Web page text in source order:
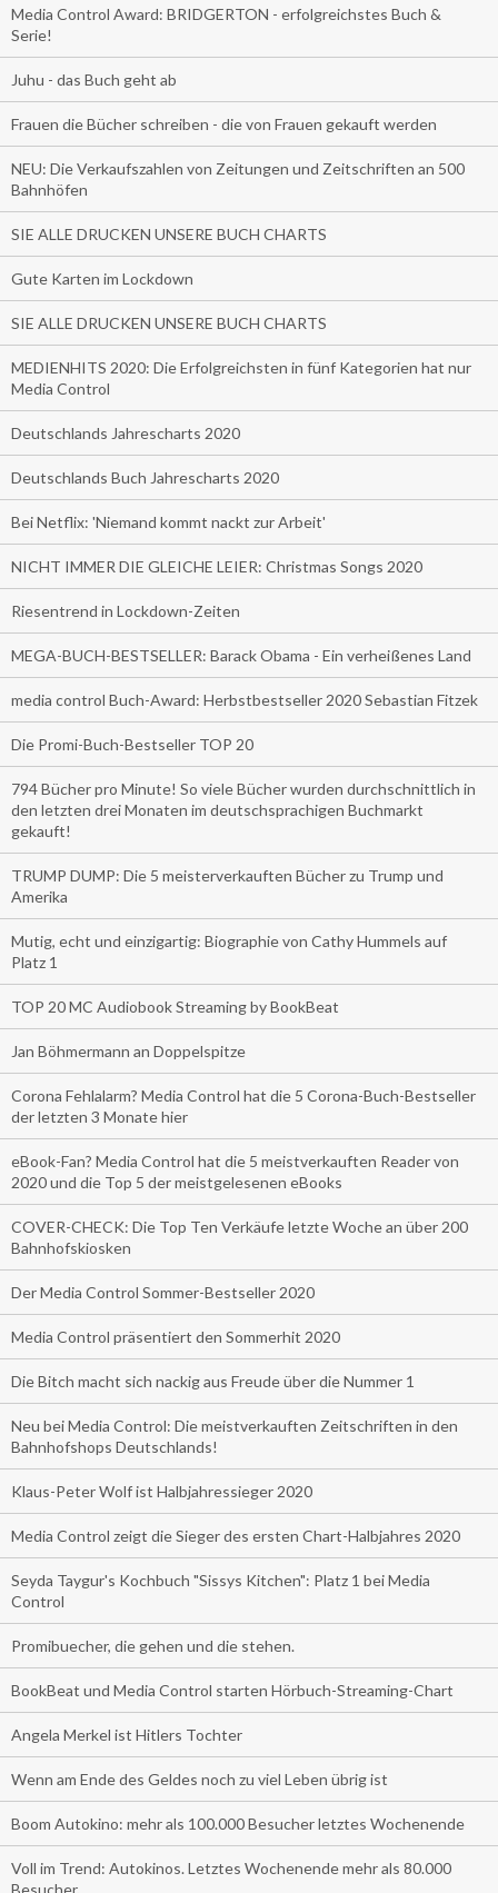
Media Control Award: BRIDGERTON - erfolgreichstes Buch &
Serie!
Juhu - das Buch geht ab
Frauen die Bücher schreiben - die von Frauen gekauft werden
NEU: Die Verkaufszahlen von Zeitungen und Zeitschriften an 500
Bahnhöfen
SIE ALLE DRUCKEN UNSERE BUCH CHARTS
Gute Karten im Lockdown
SIE ALLE DRUCKEN UNSERE BUCH CHARTS
MEDIENHITS 2020: Die Erfolgreichsten in fünf Kategorien hat nur
Media Control
Deutschlands Jahrescharts 2020
Deutschlands Buch Jahrescharts 2020
Bei Netflix: 'Niemand kommt nackt zur Arbeit'
NICHT IMMER DIE GLEICHE LEIER: Christmas Songs 2020
Riesentrend in Lockdown-Zeiten
MEGA-BUCH-BESTSELLER: Barack Obama - Ein verheißenes Land
media control Buch-Award: Herbstbestseller 2020 Sebastian Fitzek
Die Promi-Buch-Bestseller TOP 20
794 Bücher pro Minute! So viele Bücher wurden durchschnittlich in
den letzten drei Monaten im deutschsprachigen Buchmarkt
gekauft!
TRUMP DUMP: Die 5 meisterverkauften Bücher zu Trump und
Amerika
Mutig, echt und einzigartig: Biographie von Cathy Hummels auf
Platz 1
TOP 20 MC Audiobook Streaming by BookBeat
Jan Böhmermann an Doppelspitze
Corona Fehlalarm? Media Control hat die 5 Corona-Buch-Bestseller
der letzten 3 Monate hier
eBook-Fan? Media Control hat die 5 meistverkauften Reader von
2020 und die Top 5 der meistgelesenen eBooks
COVER-CHECK: Die Top Ten Verkäufe letzte Woche an über 200
Bahnhofskiosken
Der Media Control Sommer-Bestseller 2020
Media Control präsentiert den Sommerhit 2020
Die Bitch macht sich nackig aus Freude über die Nummer 1
Neu bei Media Control: Die meistverkauften Zeitschriften in den
Bahnhofshops Deutschlands!
Klaus-Peter Wolf ist Halbjahressieger 2020
Media Control zeigt die Sieger des ersten Chart-Halbjahres 2020
Seyda Taygur's Kochbuch "Sissys Kitchen": Platz 1 bei Media
Control
Promibuecher, die gehen und die stehen.
BookBeat und Media Control starten Hörbuch-Streaming-Chart
Angela Merkel ist Hitlers Tochter
Wenn am Ende des Geldes noch zu viel Leben übrig ist
Boom Autokino: mehr als 100.000 Besucher letztes Wochenende
Voll im Trend: Autokinos. Letztes Wochenende mehr als 80.000
Besucher.